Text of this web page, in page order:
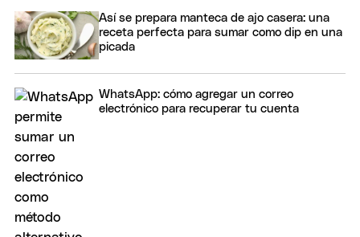
Así se prepara manteca de ajo casera: una
receta perfecta para sumar como dip en una
picada
WhatsApp: cómo agregar un correo
electrónico para recuperar tu cuenta